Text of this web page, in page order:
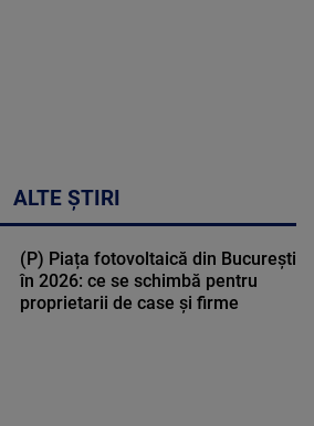
ALTE ȘTIRI
(P) Piața fotovoltaică din București
în 2026: ce se schimbă pentru
proprietarii de case și firme